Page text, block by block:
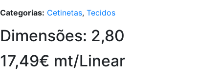
Categorias: Cetinetas, Tecidos
Dimensões: 2,80
17,49€ mt/Linear